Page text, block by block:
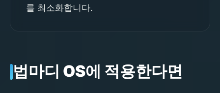
를 최소화합니다.
법마디 OS에 적용한다면